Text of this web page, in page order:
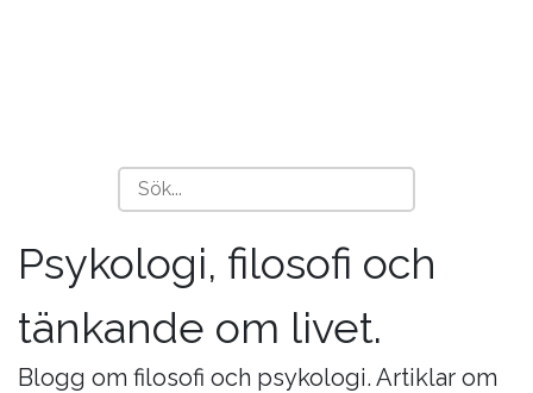
Psykologi, filosofi och
tänkande om livet.
Blogg om filosofi och psykologi. Artiklar om